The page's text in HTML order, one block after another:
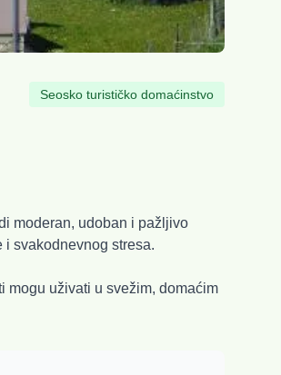
Seosko turističko domaćinstvo
moderan, udoban i pažljivo
i svakodnevnog stresa.
mogu uživati u svežim, domaćim